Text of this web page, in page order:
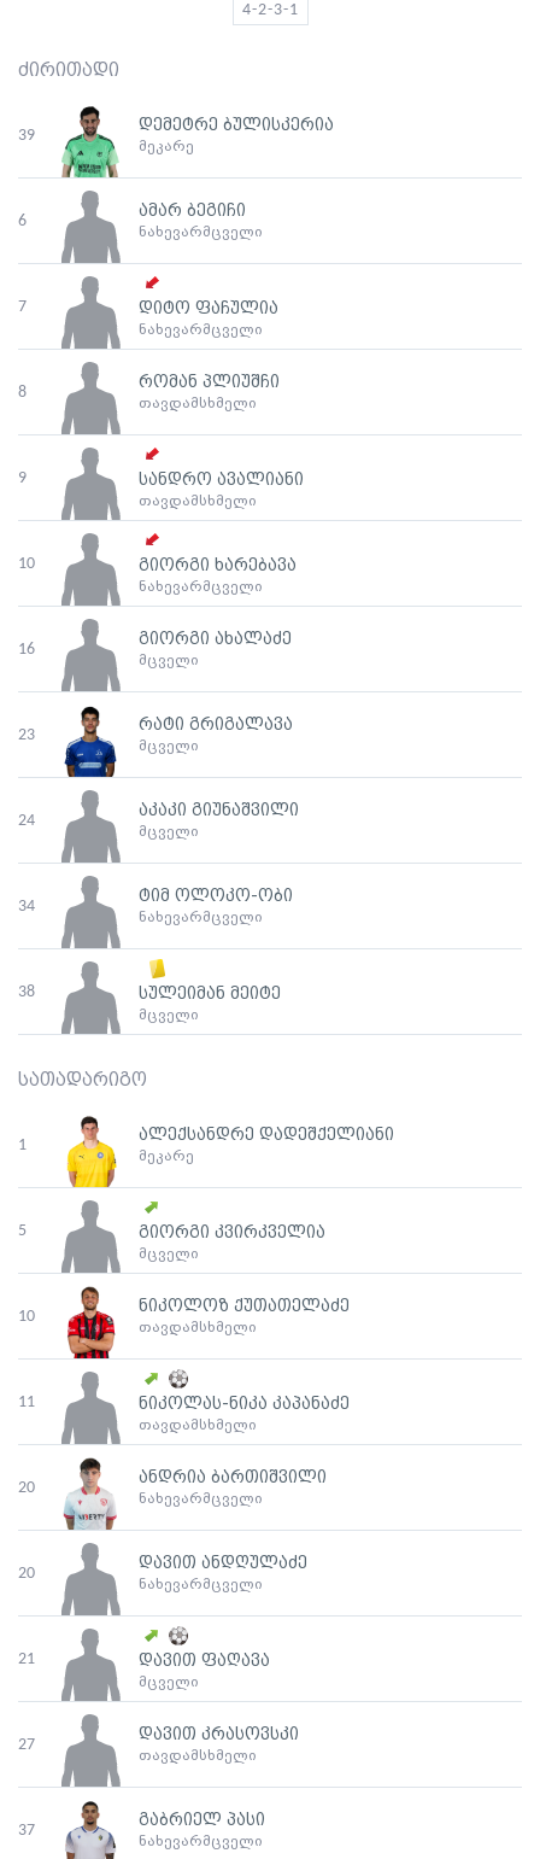
4-2-3-1
ძირითადი
39
დემეტრე ბულისკერია
მეკარე
6
ამარ ბეგიჩი
ნახევარმცველი
7 დიტო ფაჩულია
ნახევარმცველი
8
რომან პლიუშჩი
თავდამსხმელი
9 სანდრო ავალიანი
თავდამსხმელი
10 გიორგი ხარებავა
ნახევარმცველი
16
გიორგი ახალაძე
მცველი
23
რატი გრიგალავა
მცველი
24
აკაკი გიუნაშვილი
მცველი
34
ტიმ ოლოკო-ობი
ნახევარმცველი
38 სულეიმან მეიტე
მცველი
სათადარიგო
1
ალექსანდრე დადეშქელიანი
მეკარე
5 გიორგი კვირკველია
მცველი
10
ნიკოლოზ ქუთათელაძე
თავდამსხმელი
11 ნიკოლას-ნიკა კაპანაძე
თავდამსხმელი
20
ანდრია ბართიშვილი
ნახევარმცველი
20
დავით ანდღულაძე
ნახევარმცველი
21 დავით ფაღავა
მცველი
27
დავით კრასოვსკი
თავდამსხმელი
37
გაბრიელ პასი
ნახევარმცველი